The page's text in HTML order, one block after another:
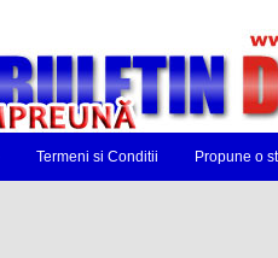
Termeni si Conditii Propune o